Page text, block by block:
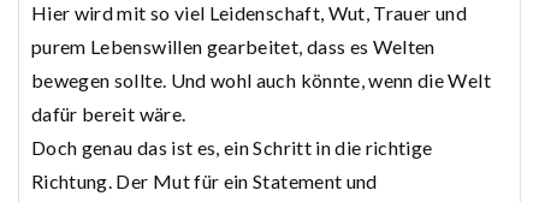
Hier wird mit so viel Leidenschaft, Wut, Trauer und
purem Lebenswillen gearbeitet, dass es Welten
bewegen sollte. Und wohl auch könnte, wenn die Welt
dafür bereit wäre.
Doch genau das ist es, ein Schritt in die richtige
Richtung. Der Mut für ein Statement und